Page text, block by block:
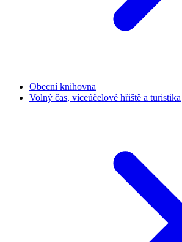
Obecní knihovna
Volný čas, víceúčelové hřiště a turistika